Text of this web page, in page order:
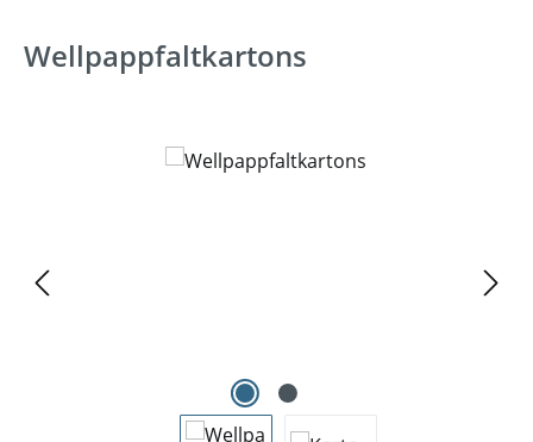
Wellpappfaltkartons
Ignorer la galerie d'images